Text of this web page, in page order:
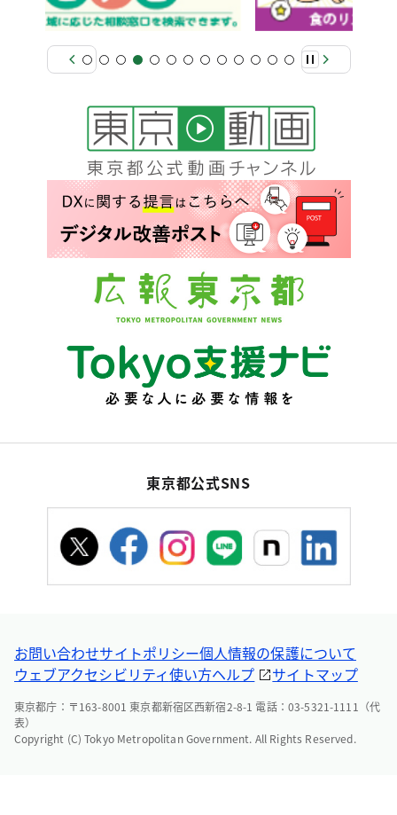
東京都公式SNS
お問い合わせサイトポリシー個人情報の保護について
ウェブアクセシビリティ使い方ヘルプ サイトマップ
東京都庁：〒163-8001 東京都新宿区西新宿2-8-1 電話：03-5321-1111（代
表）
Copyright (C) Tokyo Metropolitan Government. All Rights Reserved.